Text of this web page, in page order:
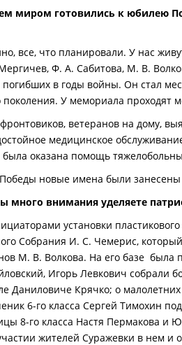
миром готовились к юбилею
все, что планировали. У нас
Ф. А. Сабитова, М. В.
погибших в годы войны. Он стал
поколения. У мемориала проходят
ветеранов на дому,
медицинское
была оказана помощь
новые имена были занесены
много внимания уделяете
установки пластикового
Собрания И. С. Чемерис,
М. В. Волкова. На его базе была
Игорь Левкович собрали
Даниловиче Крячко; о
6-го класса Сергей Тимохин
8-го класса Настя Пермакова и
жителей Суражевки в нем и